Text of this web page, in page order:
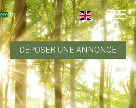
DÉPOSER UNE ANNONCE